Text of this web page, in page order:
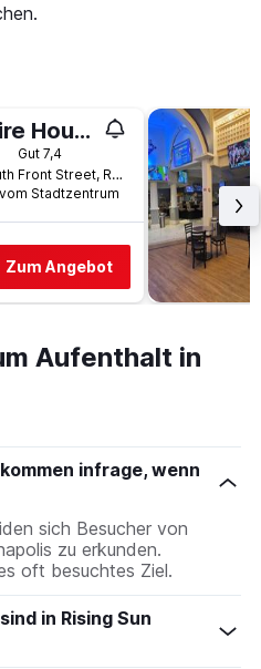
Empire House Hotel
Gut 7,4
114 South Front Street, Rising Sun, IN, USA
Stadtzentrum
Zum Angebot
Aufenthalt in
infrage, wenn
sich Besucher von
zu erkunden.
oft besuchtes Ziel.
in Rising Sun